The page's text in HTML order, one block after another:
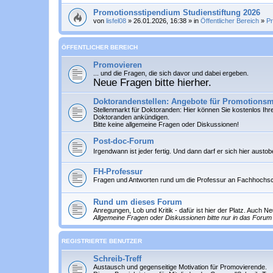
Promotionsstipendium Studienstiftung 2026
von lisfel08 » 26.01.2026, 16:38 » in Öffentlicher Bereich »
ÖFFENTLICHER BEREICH
Promovieren
... und die Fragen, die sich davor und dabei ergeben.
Neue Fragen bitte hierher.
Doktorandenstellen: Angebote für
Stellenmarkt für Doktoranden: Hier können Sie kostenlos
Doktoranden ankündigen.
Bitte keine allgemeine Fragen oder Diskussionen!
Post-doc-Forum
Irgendwann ist jeder fertig. Und dann darf er sich hier
FH-Professur
Fragen und Antworten rund um die Professur an
Rund um dieses Forum
Anregungen, Lob und Kritik - dafür ist hier der Platz. Auch
Allgemeine Fragen oder Diskussionen bitte nur in das
REGISTRIERTE BENUTZER
Schreib-Treff
Austausch und gegenseitige Motivation für Promovierende.